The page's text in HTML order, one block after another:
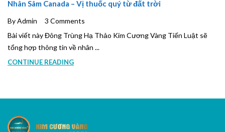
Nhân Sâm Canada – Vị thuốc quý từ đất trời
By Admin
3 Comments
Bài viết này Đông Trùng Hạ Thảo Kim Cương Vàng Tiến Luật sẽ
tổng hợp thông tin về nhân ...
CONTINUE READING